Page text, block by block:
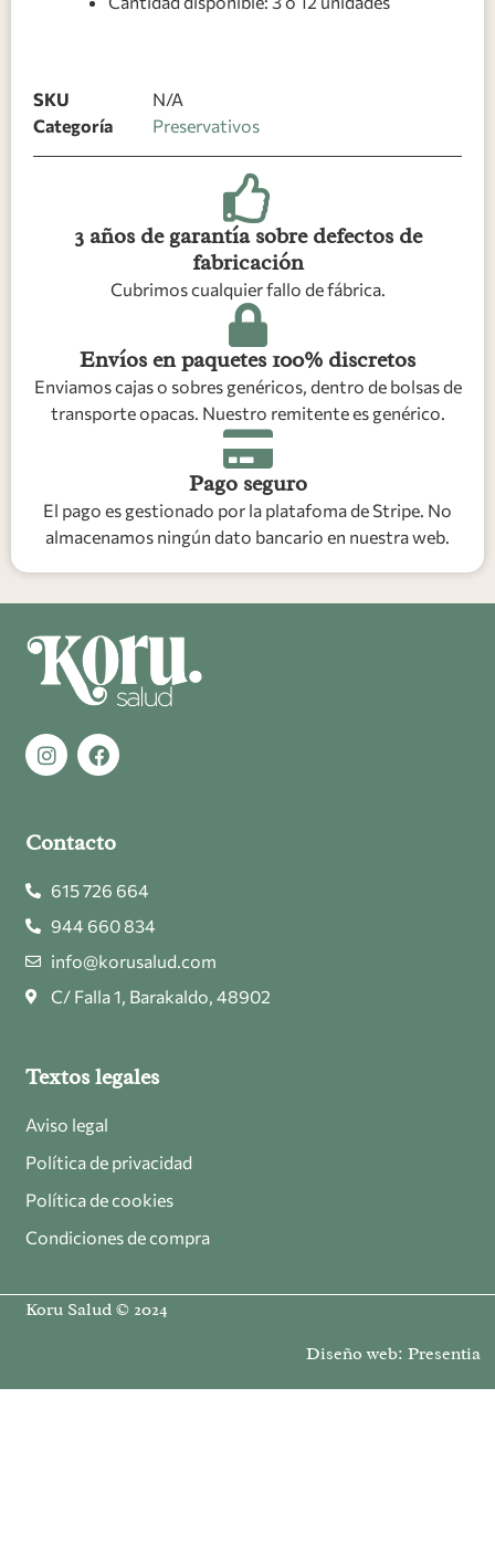
SKU
N/A
Categoría
Preservativos
3 años de garantía sobre defectos de
fabricación
Cubrimos cualquier fallo de fábrica.
Envíos en paquetes 100% discretos
Enviamos cajas o sobres genéricos, dentro de bolsas de
transporte opacas. Nuestro remitente es genérico.
Pago seguro
El pago es gestionado por la platafoma de Stripe. No
almacenamos ningún dato bancario en nuestra web.
Contacto
615 726 664
944 660 834
info@korusalud.com
C/ Falla 1, Barakaldo, 48902
Textos legales
Aviso legal
Política de privacidad
Política de cookies
Condiciones de compra
Koru Salud © 2024
Diseño web: Presentia